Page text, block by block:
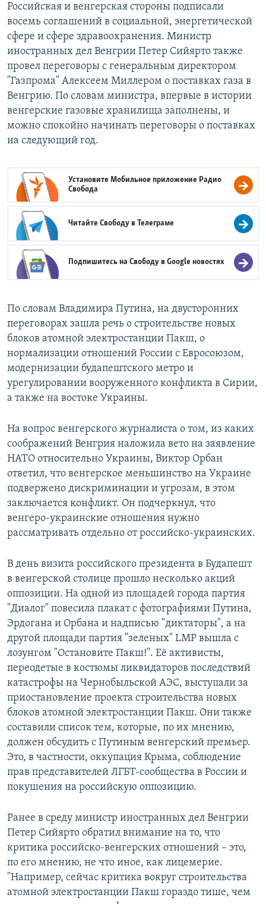
Российская и венгерская стороны подписали
восемь соглашений в социальной, энергетической
сфере и сфере здравоохранения. Министр
иностранных дел Венгрии Петер Сийярто также
провел переговоры с генеральным директором
"Газпрома" Алексеем Миллером о поставках газа в
Венгрию. По словам министра, впервые в истории
венгерские газовые хранилища заполнены, и
можно спокойно начинать переговоры о поставках
на следующий год.
Установите Мобильное приложение Радио
Свобода
Читайте Свободу вТелеграме
Подпишитесь на Свободу вGoogle новостях
По словам Владимира Путина, на двусторонних
переговорах зашла речь о строительстве новых
блоков атомной электростанции Пакш, о
нормализации отношений России с Евросоюзом,
модернизации будапештского метро и
урегулировании вооруженного конфликта в Сирии,
а также на востоке Украины.
На вопрос венгерского журналиста о том, из каких
соображений Венгрия наложила вето на заявление
НАТО относительно Украины, Виктор Орбан
ответил, что венгерское меньшинство на Украине
подвержено дискриминации и угрозам, в этом
заключается конфликт. Он подчеркнул, что
венгеро-украинские отношения нужно
рассматривать отдельно от российско-украинских.
В день визита российского президента в Будапешт
в венгерской столице прошло несколько акций
оппозиции. На одной из площадей города партия
"Диалог" повесила плакат с фотографиями Путина,
Эрдогана и Орбана и надписью "диктаторы", а на
другой площади партия "зеленых" LMP вышла с
лозунгом "Остановите Пакш!". Её активисты,
переодетые в костюмы ликвидаторов последствий
катастрофы на Чернобыльской АЭС, выступали за
приостановление проекта строительства новых
блоков атомной электростанции Пакш. Они также
составили список тем, которые, по их мнению,
должен обсудить с Путиным венгерский премьер.
Это, в частности, оккупация Крыма, соблюдение
прав представителей ЛГБТ-сообщества в России и
покушения на российскую оппозицию.
Ранее в среду министр иностранных дел Венгрии
Петер Сийярто обратил внимание на то, что
критика российско-венгерских отношений – это,
по его мнению, не что иное, как лицемерие.
"Например, сейчас критика вокруг строительства
атомной электростанции Пакш гораздо тише, чем